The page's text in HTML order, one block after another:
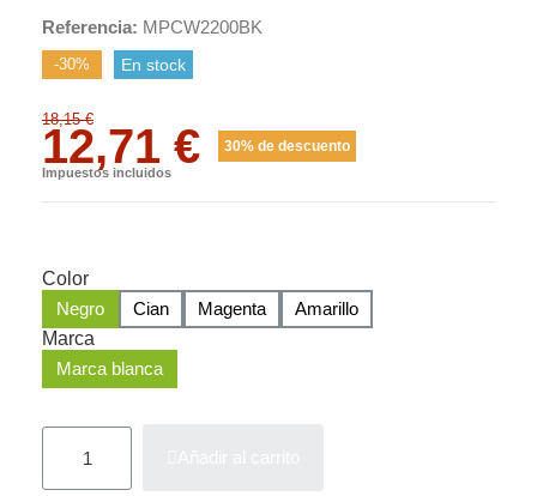
Referencia MPCW2200BK
-30% En stock
18,15 €
12,71 € 30% de descuento
Impuestos incluidos
Color
Negro
Cian Magenta
Amarillo
Marca
Marca blanca